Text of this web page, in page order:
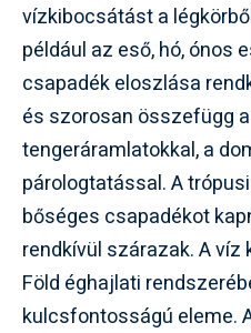
vízkibocsátást a
például az eső, hó, ónos
csapadék eloszlása
és szorosan összefügg
tengeráramlatokkal, a
párologtatással. A
bőséges csapadékot
rendkívül szárazak. A
Föld éghajlati
kulcsfontosságú eleme.